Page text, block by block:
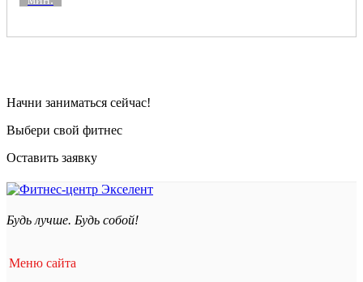
Начни заниматься сейчас!
Выбери свой фитнес
Оставить заявку
Будь лучше. Будь собой!
Меню сайта